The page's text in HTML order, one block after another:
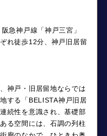
急神戸線「神戸三宮」
れ徒歩12分、神戸旧居留
神戸・旧居留地ならでは
する「BELISTA神戸旧居
続性を意識され、基礎部
る空間には、石調の列柱